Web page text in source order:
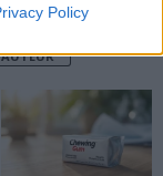
Policy